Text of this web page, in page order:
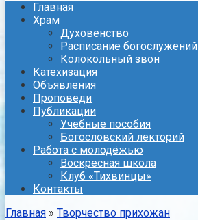
Главная
Храм
Духовенство
Расписание богослужений
Колокольный звон
Катехизация
Объявления
Проповеди
Публикации
Учебные пособия
Богословский лекторий
Работа с молодёжью
Воскресная школа
Клуб «Тихвинцы»
Контакты
Главная » Творчество прихожан